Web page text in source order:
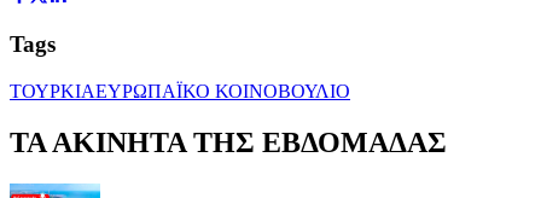
Tags
ΤΟΥΡΚΙΑΕΥΡΩΠΑΪΚΟ ΚΟΙΝΟΒΟΥΛΙΟ
ΤΑ ΑΚΙΝΗΤΑ ΤΗΣ ΕΒΔΟΜΑΔΑΣ